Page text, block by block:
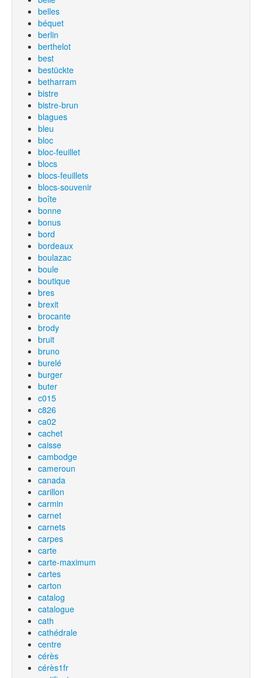
belles
béquet
berlin
berthelot
best
bestückte
betharram
bistre
bistre-brun
blagues
bleu
bloc
bloc-feuillet
blocs
blocs-feuillets
blocs-souvenir
boîte
bonne
bonus
bord
bordeaux
boulazac
boule
boutique
bres
brexit
brocante
brody
bruit
bruno
burelé
burger
buter
c015
c826
ca02
cachet
caisse
cambodge
cameroun
canada
carillon
carmin
carnet
carnets
carpes
carte
carte-maximum
cartes
carton
catalog
catalogue
cath
cathédrale
centre
cérès
cérès1fr